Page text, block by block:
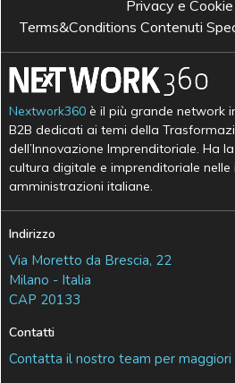
Privacy e
Terms&Conditions Contenuti
Nextwork360 è il più grande network
B2B dedicati ai temi della
dell’Innovazione Imprenditoriale. Ha
cultura digitale e imprenditoriale nelle
amministrazioni italiane.
Indirizzo
Via Moretto da Brescia, 22
Milano - Italia
CAP 20133
Contatti
Contatta il nostro team per maggiori